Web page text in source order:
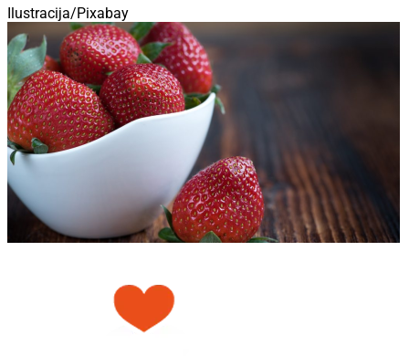
Ilustracija/Pixabay